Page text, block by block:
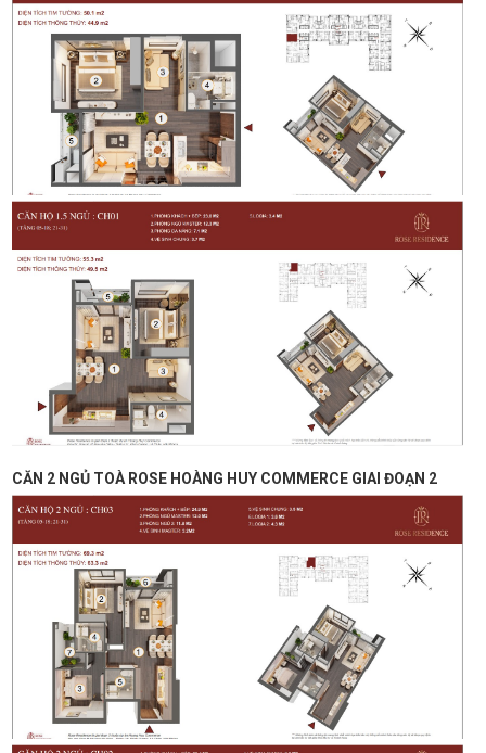
CĂN 2 NGỦ TOÀ ROSE HOÀNG HUY COMMERCE GIAI ĐOẠN 2